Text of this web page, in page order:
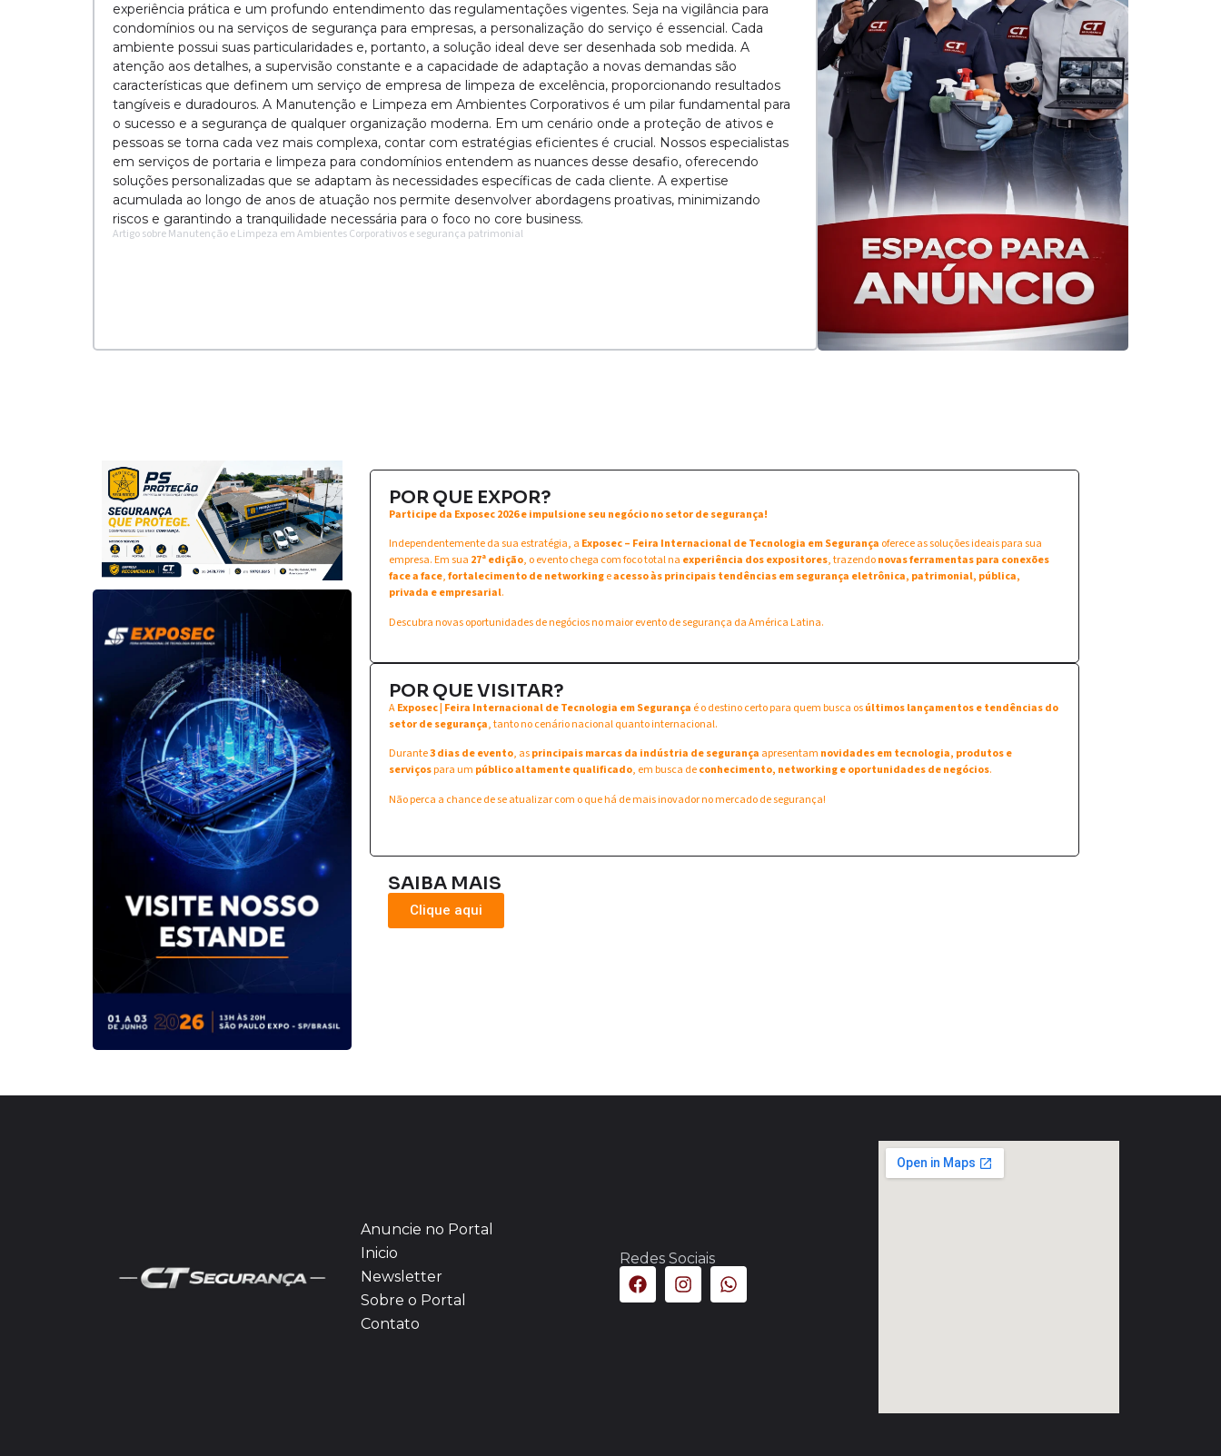
experiência prática e um profundo entendimento das regulamentações vigentes. Seja na vigilância para
condomínios ou na serviços de segurança para empresas, a personalização do serviço é essencial. Cada
ambiente possui suas particularidades e, portanto, a solução ideal deve ser desenhada sob medida. A
atenção aos detalhes, a supervisão constante e a capacidade de adaptação a novas demandas são
características que definem um serviço de empresa de limpeza de excelência, proporcionando resultados
tangíveis e duradouros. A Manutenção e Limpeza em Ambientes Corporativos é um pilar fundamental para
o sucesso e a segurança de qualquer organização moderna. Em um cenário onde a proteção de ativos e
pessoas se torna cada vez mais complexa, contar com estratégias eficientes é crucial. Nossos especialistas
em serviços de portaria e limpeza para condomínios entendem as nuances desse desafio, oferecendo
soluções personalizadas que se adaptam às necessidades específicas de cada cliente. A expertise
acumulada ao longo de anos de atuação nos permite desenvolver abordagens proativas, minimizando
riscos e garantindo a tranquilidade necessária para o foco no core business.
Artigo sobre Manutenção e Limpeza em Ambientes Corporativos e segurança patrimonial
POR QUE EXPOR?
Participe da Exposec 2026 e impulsione seu negócio no setor de segurança!
Independentemente da sua estratégia, a Exposec – Feira Internacional de Tecnologia em Segurança oferece as soluções ideais para sua
empresa. Em sua 27ª edição, o evento chega com foco total na experiência dos expositores, trazendonovas ferramentas para conexões
face a face,fortalecimento de networkingeacesso às principais tendências em segurança eletrônica, patrimonial, pública,
privada e empresarial.
Descubra novas oportunidades de negócios no maior evento de segurança da América Latina.
POR QUE VISITAR?
AExposec | Feira Internacional de Tecnologia em Segurança é o destino certo para quem busca osúltimos lançamentos e tendências do
setor de segurança, tanto no cenário nacional quanto internacional.
Durante3 dias de evento, asprincipais marcas da indústria de segurança apresentam novidades em tecnologia, produtos e
serviçospara um público altamente qualificado, em busca deconhecimento, networking e oportunidades de negócios.
Não perca a chance de se atualizar com o que há de mais inovador no mercado de segurança!
SAIBA MAIS
Clique aqui
Anuncie no Portal
Inicio
Newsletter
Sobre o Portal
Contato
Redes Sociais